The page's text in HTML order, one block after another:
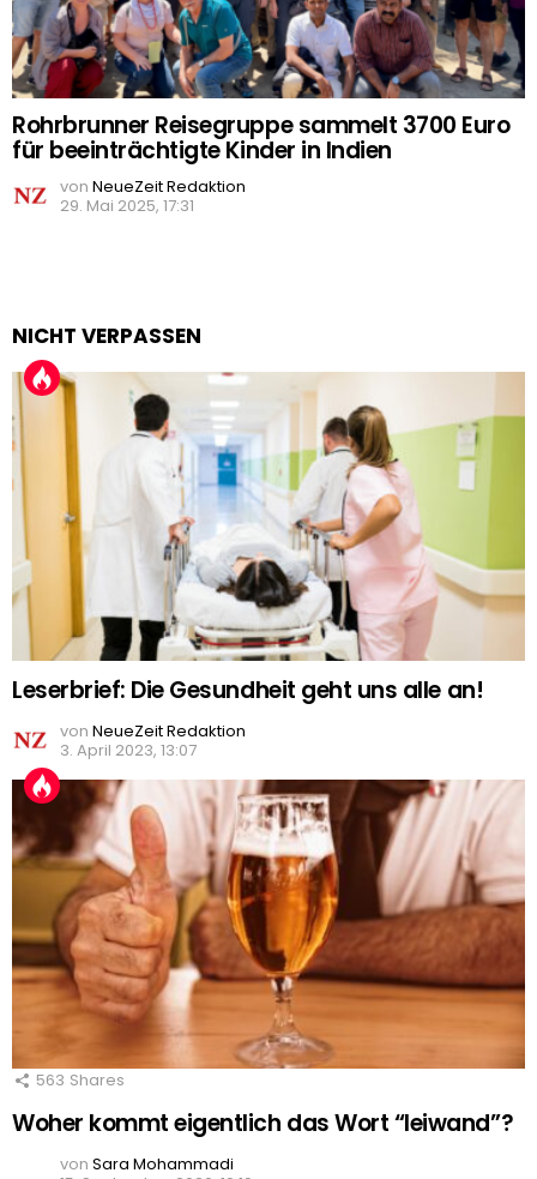
Rohrbrunner Reisegruppe sammelt 3700 Euro
für beeinträchtigte Kinder in Indien
von NeueZeit Redaktion
29. Mai 2025, 17:31
NICHT VERPASSEN
Leserbrief: Die Gesundheit geht uns alle an!
von NeueZeit Redaktion
3. April 2023, 13:07
563 Shares
Woher kommt eigentlich das Wort “leiwand”?
von Sara Mohammadi